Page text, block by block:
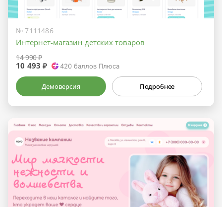
№ 7111486
Интернет-магазин детских товаров
14 990 ₽
10 493 ₽ 420баллов Плюса
Демоверсия Подробнее